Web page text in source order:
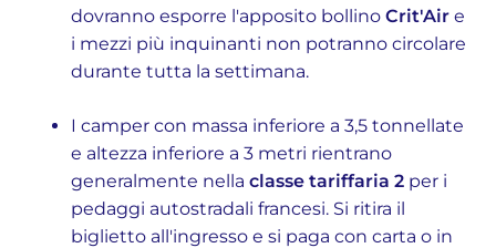
dovranno esporre l'apposito bollino Crit'Air e
i mezzi più inquinanti non potranno circolare
durante tutta la settimana.
I camper con massa inferiore a 3,5 tonnellate
e altezza inferiore a 3 metri rientrano
generalmente nella classe tariffaria 2 per i
pedaggi autostradali francesi. Si ritira il
biglietto all'ingresso e si paga con carta o in